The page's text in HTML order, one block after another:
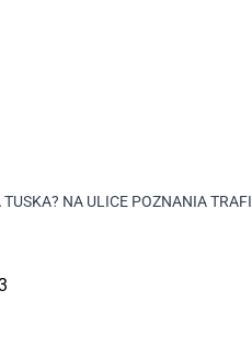
NA ULICE POZNANIA